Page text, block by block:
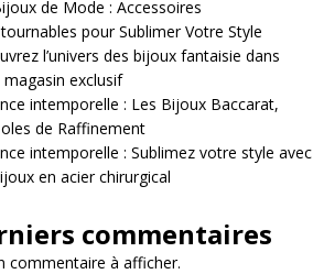
de Mode : Accessoires
pour Sublimer Votre Style
l’univers des bijoux fantaisie dans
exclusif
intemporelle : Les Bijoux Baccarat,
de Raffinement
intemporelle : Sublimez votre style avec
en acier chirurgical
commentaires
commentaire à afficher.